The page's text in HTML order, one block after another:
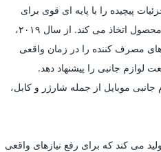
پیچیده را با پایه ای قوی برای
ارتقای مفاهیم و ایده ها در مدل های محصول اتخاذ می کند. از سال ۲۰۱۹،
مصرف کننده را در زمان واقعی
لوازم جانبی را پیشنهاد دهد.
جانبی موبایل از جمله شارژر و کابل،
می کند که برای رفع نیازهای واقعی